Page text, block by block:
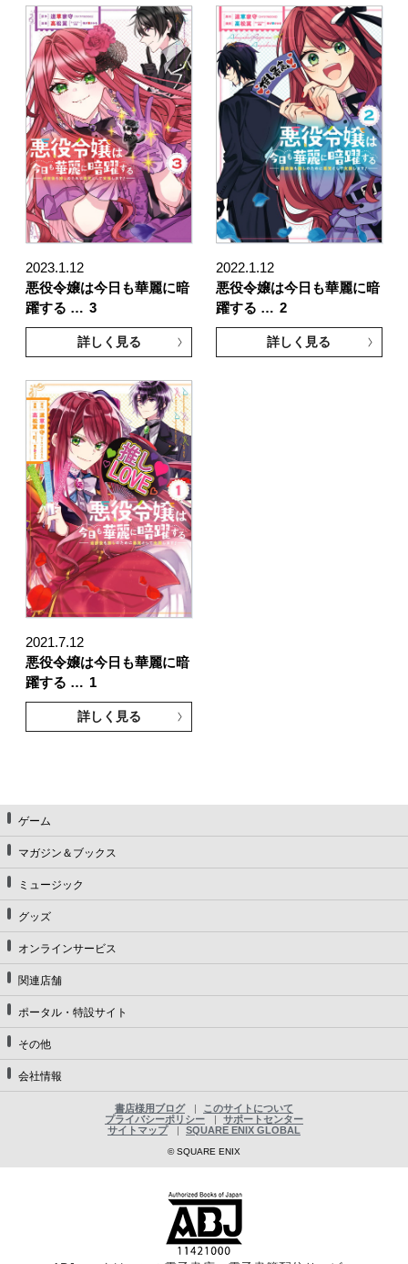
2023.1.12
悪役令嬢は今日も華麗に暗
躍する … 3
詳しく見る
2022.1.12
悪役令嬢は今日も華麗に暗
躍する … 2
詳しく見る
2021.7.12
悪役令嬢は今日も華麗に暗
躍する … 1
詳しく見る
ゲーム
マガジン＆ブックス
ミュージック
グッズ
オンラインサービス
関連店舗
ポータル・特設サイト
その他
会社情報
書店様用ブログ
このサイトについて
プライバシーポリシー
サポートセンター
サイトマップ
SQUARE ENIX GLOBAL
© SQUARE ENIX